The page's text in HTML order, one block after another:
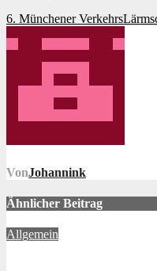
6. Münchener
VonJohannink
Ähnlicher Beitrag
Allgemein